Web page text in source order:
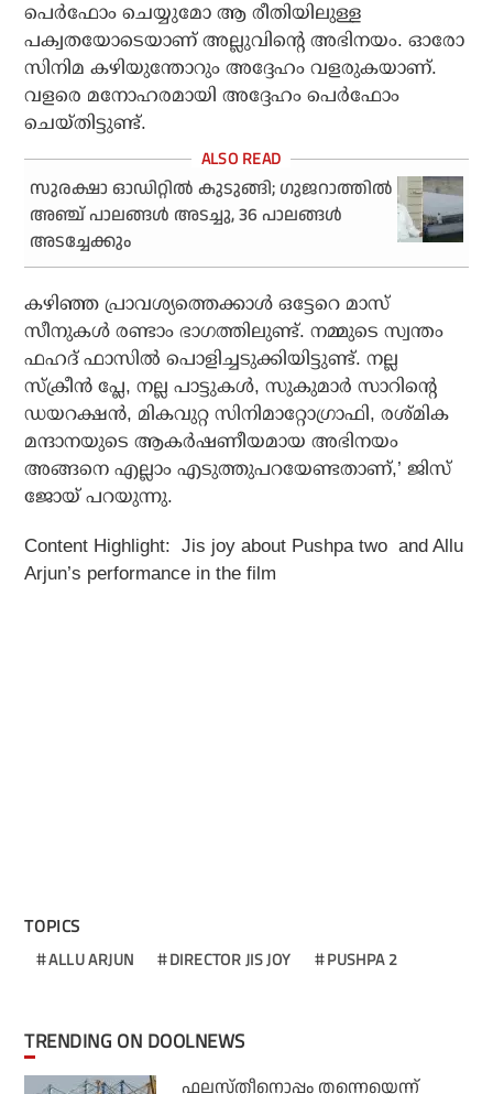
പെര്‍ഫോം ചെയ്യുമോ ആ രീതിയിലുള്ള
പക്വതയോടെയാണ് അല്ലുവിന്റെ അഭിനയം. ഓരോ
സിനിമ കഴിയുന്തോറും അദ്ദേഹം വളരുകയാണ്.
വളരെ മനോഹരമായി അദ്ദേഹം പെര്‍ഫോം
ചെയ്തിട്ടുണ്ട്.
സുരക്ഷാ ഓഡിറ്റിൽ കുടുങ്ങി; ഗുജറാത്തിൽ
അഞ്ച് പാലങ്ങൾ അടച്ചു, 36 പാലങ്ങൾ
അടച്ചേക്കും
കഴിഞ്ഞ പ്രാവശ്യത്തെക്കാള്‍ ഒട്ടേറെ മാസ്
സീനുകള്‍ രണ്ടാം ഭാഗത്തിലുണ്ട്. നമ്മുടെ സ്വന്തം
ഫഹദ് ഫാസില്‍ പൊളിച്ചടുക്കിയിട്ടുണ്ട്. നല്ല
സ്‌ക്രീന്‍ പ്ലേ, നല്ല പാട്ടുകള്‍, സുകുമാര്‍ സാറിന്റെ
ഡയറക്ഷന്‍, മികവുറ്റ സിനിമാറ്റോഗ്രാഫി, രശ്മിക
മന്ദാനയുടെ ആകര്‍ഷണീയമായ അഭിനയം
അങ്ങനെ എല്ലാം എടുത്തുപറയേണ്ടതാണ്,’ ജിസ്
ജോയ് പറയുന്നു.
Content Highlight: Jis joy about Pushpa two and Allu
Arjun’s performance in the film
TOPICS
ALLU ARJUN DIRECTOR JIS JOY PUSHPA 2
TRENDING ON DOOLNEWS
ഫലസ്തീനൊപ്പം തന്നെയെന്ന്